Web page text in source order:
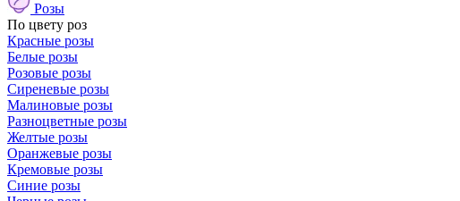
Розы
По цвету роз
Красные розы
Белые розы
Розовые розы
Сиреневые розы
Малиновые розы
Разноцветные розы
Желтые розы
Оранжевые розы
Кремовые розы
Синие розы